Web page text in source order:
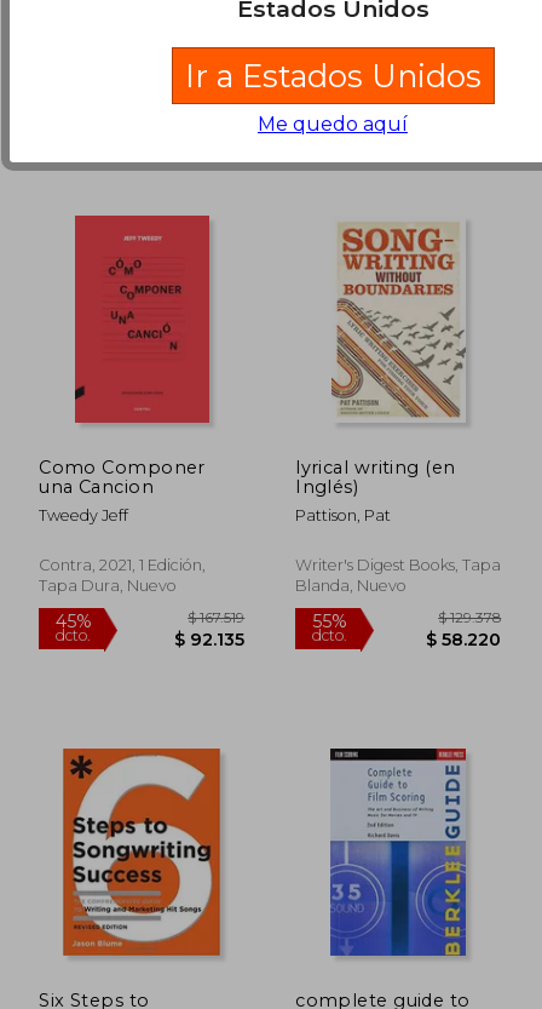
$ 135.592
$ 61.017
55%
dcto.
$
$
55% $ 143.151 55% $
al jazz lo que es hoy
Tapa Blanda, Nuevo
Como Componer
una Cancion
Tweedy Jeff
Contra, 2021, 1 Edición,
Tapa Dura, Nuevo
lyrical writing (en
Inglés)
Pattison, Pat
Writer's Digest Books, Tapa
Blanda, Nuevo
Six Steps to
complete guide to
Estados Unidos
Ir a Estados Unidos
Me quedo aquí